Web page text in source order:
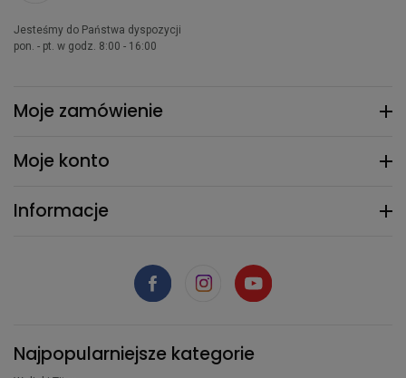
Moje zamówienie
Moje konto
Informacje
Jesteśmy do Państwa dyspozycji
pon. - pt. w godz. 8:00 - 16:00
Najpopularniejsze kategorie